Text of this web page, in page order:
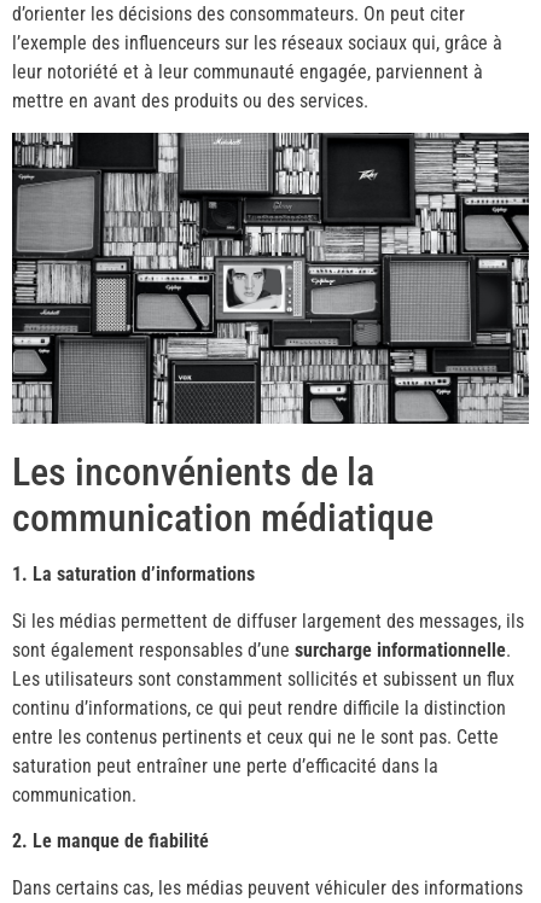
d’orienter les décisions des consommateurs. On peut citer
l’exemple des influenceurs sur les réseaux sociaux qui, grâce à
leur notoriété et à leur communauté engagée, parviennent à
mettre en avant des produits ou des services.
Les inconvénients de la
communication médiatique
1. La saturation d’informations
Si les médias permettent de diffuser largement des messages, ils
sont également responsables d’une surcharge informationnelle.
Les utilisateurs sont constamment sollicités et subissent un flux
continu d’informations, ce qui peut rendre difficile la distinction
entre les contenus pertinents et ceux qui ne le sont pas. Cette
saturation peut entraîner une perte d’efficacité dans la
communication.
2. Le manque de fiabilité
Dans certains cas, les médias peuvent véhiculer des informations